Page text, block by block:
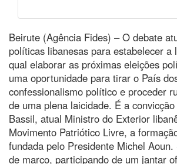
Beirute (Agência Fides) – O debate
políticas libanesas para estabelecer a
qual elaborar as próximas eleições
uma oportunidade para tirar o País
confessionalismo político e proceder
de uma plena laicidade. É a
Bassil, atual Ministro do Exterior
Movimento Patriótico Livre, a
fundada pelo Presidente Michel
de março, participando de um jantar